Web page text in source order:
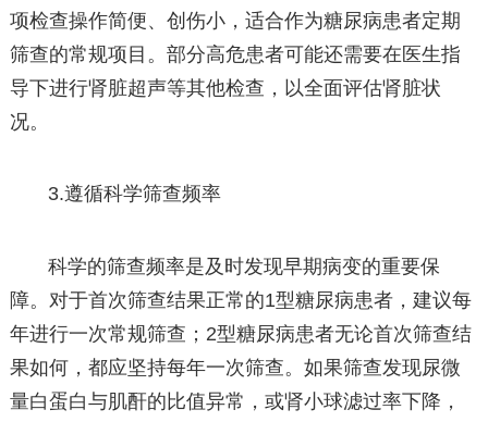
项检查操作简便、创伤小，适合作为糖尿病患者定期
筛查的常规项目。部分高危患者可能还需要在医生指
导下进行肾脏超声等其他检查，以全面评估肾脏状
况。
3.遵循科学筛查频率
科学的筛查频率是及时发现早期病变的重要保
障。对于首次筛查结果正常的1型糖尿病患者，建议每
年进行一次常规筛查；2型糖尿病患者无论首次筛查结
果如何，都应坚持每年一次筛查。如果筛查发现尿微
量白蛋白与肌酐的比值异常，或肾小球滤过率下降，